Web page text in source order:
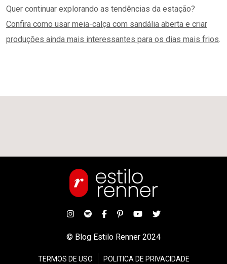
Quer continuar explorando as tendências da estação?
Confira como usar meia-calça com sandália aberta e criar
produções ainda mais interessantes para os dias mais frios.
© Blog Estilo Renner 2024
TERMOS DE USO
POLITICA DE PRIVACIDADE